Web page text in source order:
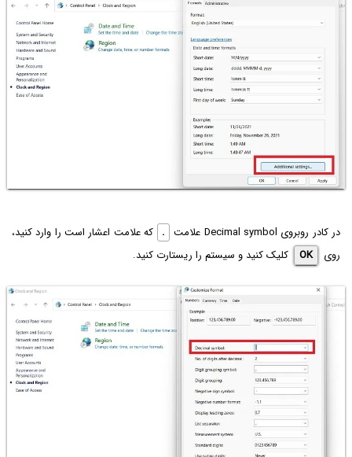
در کادر روبروی Decimal symbol علامت . که علامت اعشار است را وارد کنید،
روی
OK کلیک کنید و سیستم را ریستارت کنید.